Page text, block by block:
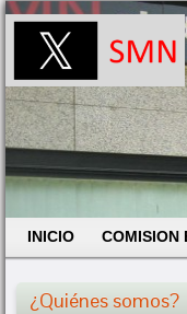
INICIO COMISION
¿Quiénes somos?